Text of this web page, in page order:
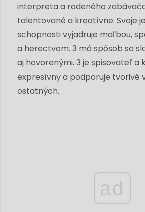
interpreta a rodeného
talentované a kreatívne. Svoje
schopnosti vyjadruje maľbou,
a herectvom. 3 má spôsob so
aj hovorenými. 3 je spisovateľ a
expresívny a podporuje tvorivé
ostatných.
ad